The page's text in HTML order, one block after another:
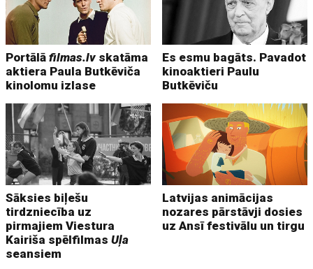
Portālāfilmas.lv skatāma
aktiera Paula Butkēviča
kinolomu izlase
Es esmu bagāts. Pavadot
kinoaktieri Paulu
Butkēviču
Sāksies biļešu
tirdzniecība uz
pirmajiem Viestura
Kairiša spēlfilmasUļa
seansiem
Latvijas animācijas
nozares pārstāvji dosies
uz Ansī festivālu un tirgu